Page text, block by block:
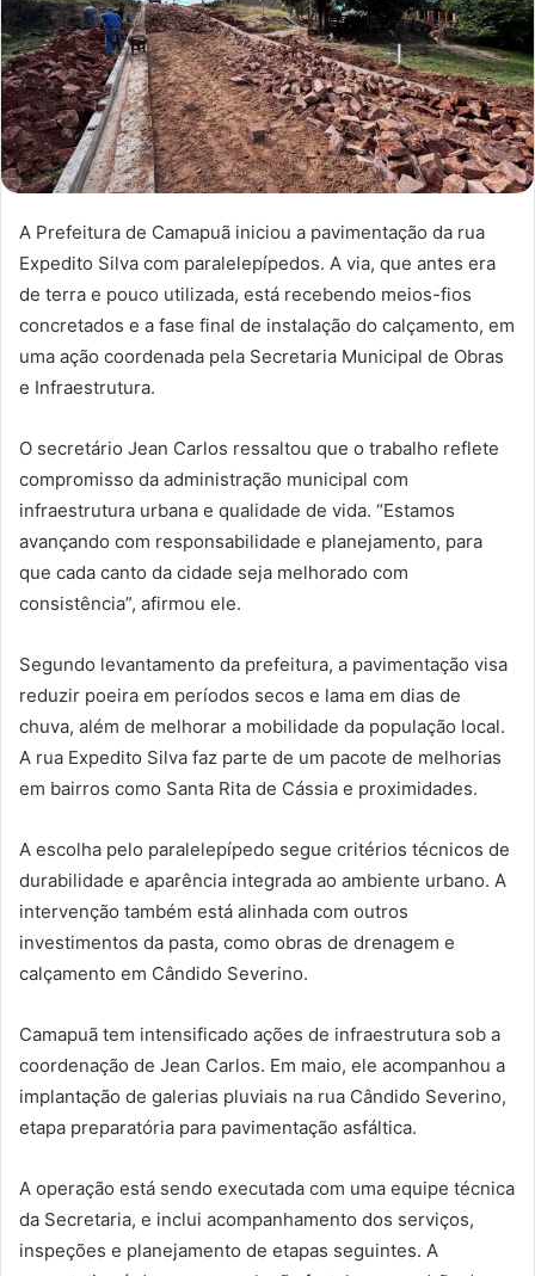
A Prefeitura de Camapuã iniciou a pavimentação da rua
Expedito Silva com paralelepípedos. A via, que antes era
de terra e pouco utilizada, está recebendo meios-fios
concretados e a fase final de instalação do calçamento, em
uma ação coordenada pela Secretaria Municipal de Obras
e Infraestrutura.
O secretário Jean Carlos ressaltou que o trabalho reflete
compromisso da administração municipal com
infraestrutura urbana e qualidade de vida. “Estamos
avançando com responsabilidade e planejamento, para
que cada canto da cidade seja melhorado com
consistência”, afirmou ele.
Segundo levantamento da prefeitura, a pavimentação visa
reduzir poeira em períodos secos e lama em dias de
chuva, além de melhorar a mobilidade da população local.
A rua Expedito Silva faz parte de um pacote de melhorias
em bairros como Santa Rita de Cássia e proximidades.
A escolha pelo paralelepípedo segue critérios técnicos de
durabilidade e aparência integrada ao ambiente urbano. A
intervenção também está alinhada com outros
investimentos da pasta, como obras de drenagem e
calçamento em Cândido Severino.
Camapuã tem intensificado ações de infraestrutura sob a
coordenação de Jean Carlos. Em maio, ele acompanhou a
implantação de galerias pluviais na rua Cândido Severino,
etapa preparatória para pavimentação asfáltica.
A operação está sendo executada com uma equipe técnica
da Secretaria, e inclui acompanhamento dos serviços,
inspeções e planejamento de etapas seguintes. A